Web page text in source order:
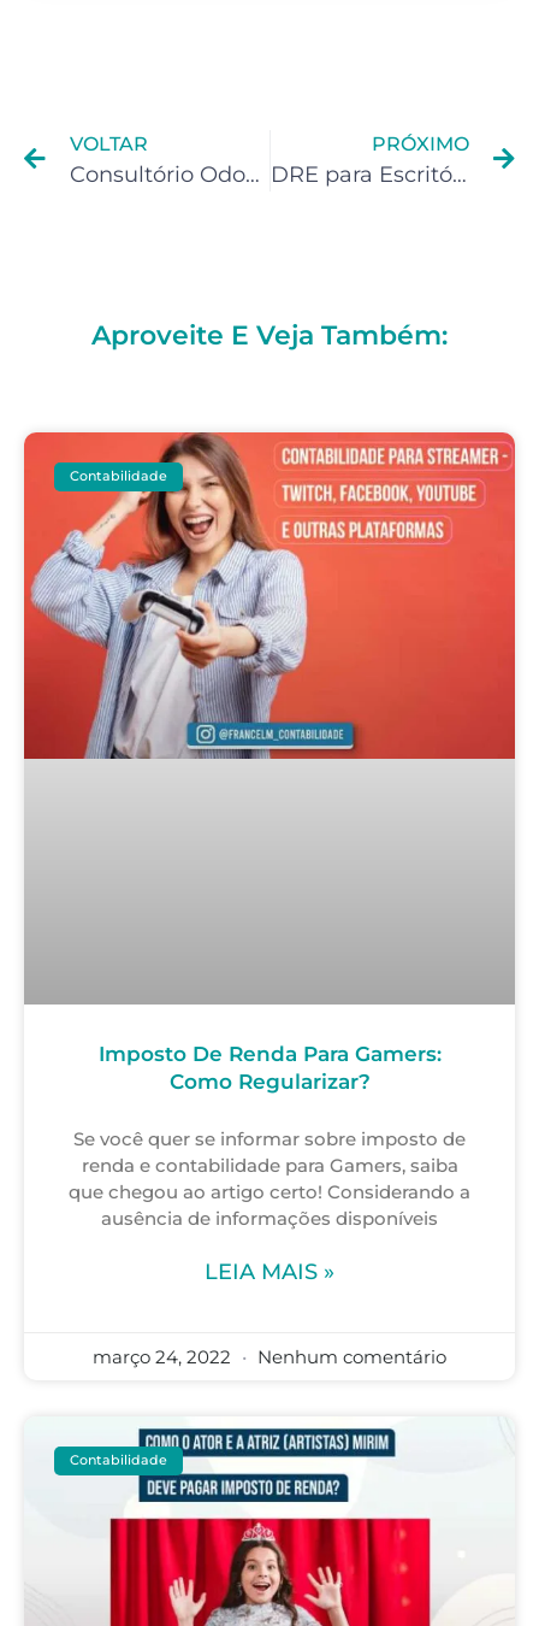
VOLTAR
Consultório Odontológico: Como a DRE garante controle e crescimento ?
PRÓXIMO
DRE para Escritórios de Arquitetura e Design: Transparência e segurança fiscal
Aproveite E Veja Também:
Contabilidade
Imposto De Renda Para Gamers:
Como Regularizar?
Se você quer se informar sobre imposto de
renda e contabilidade para Gamers, saiba
que chegou ao artigo certo! Considerando a
ausência de informações disponíveis
LEIA MAIS »
março 24, 2022 Nenhum comentário
Contabilidade